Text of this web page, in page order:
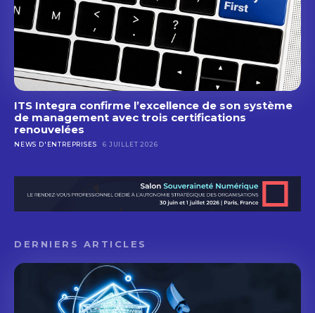
ITS Integra confirme l’excellence de son système
de management avec trois certifications
renouvelées
NEWS D'ENTREPRISES 6 JUILLET 2026
DERNIERS ARTICLES